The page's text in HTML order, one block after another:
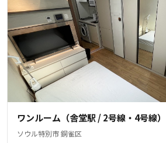
ワンルーム（舎堂駅 / 2号線・4号線）
ソウル特別市 銅雀区